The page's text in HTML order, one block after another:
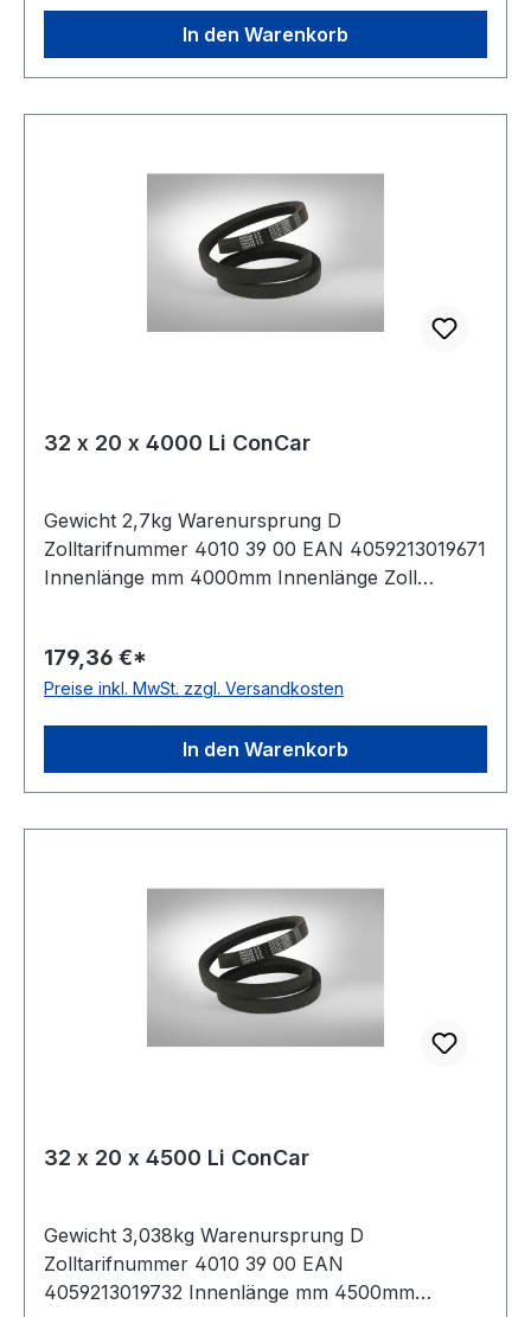
In den Warenkorb
32 x 20 x 4000 Li ConCar
Gewicht 2,7kg Warenursprung D
Zolltarifnummer 4010 39 00 EAN 4059213019671
Innenlänge mm 4000mm Innenlänge Zoll
ummantelt antistatisch ja Norm DIN 2215
Material Neoprene Zugstrang Polyester Breite
179,36 €*
Preise inkl. MwSt. zzgl. Versandkosten
In den Warenkorb
32 x 20 x 4500 Li ConCar
Gewicht 3,038kg Warenursprung D
Zolltarifnummer 4010 39 00 EAN
4059213019732 Innenlänge mm 4500mm